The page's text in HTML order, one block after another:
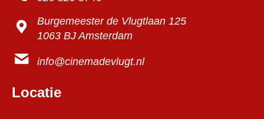
Burgemeester de Vlugtlaan 125
1063 BJ Amsterdam
info@cinemadevlugt.nl
Locatie